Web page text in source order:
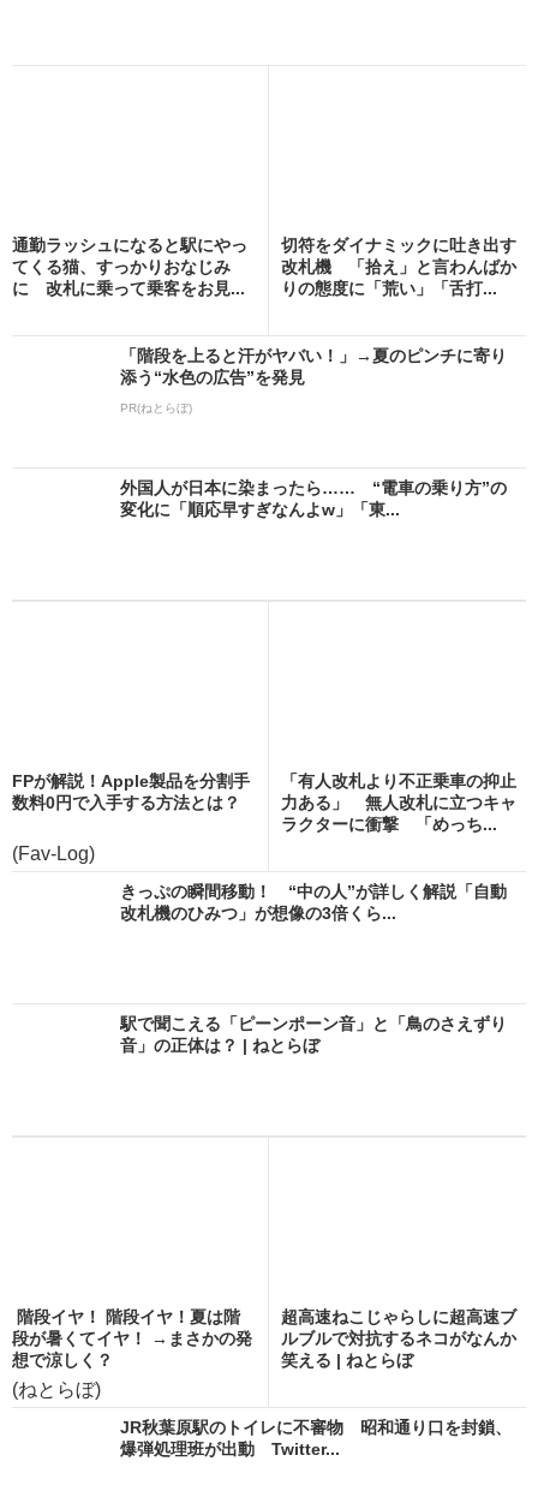
通勤ラッシュになると駅にやっ
てくる猫、すっかりおなじみ
に 改札に乗って乗客をお見...
切符をダイナミックに吐き出す
改札機 「拾え」と言わんばか
りの態度に「荒い」「舌打...
「階段を上ると汗がヤバい！」→夏のピンチに寄り
添う“水色の広告”を発見
PR(ねとらぼ)
外国人が日本に染まったら…… “電車の乗り方”の
変化に「順応早すぎなんよw」「東...
FPが解説！Apple製品を分割手
数料0円で入手する方法とは？
(Fav-Log)
「有人改札より不正乗車の抑止
力ある」 無人改札に立つキャ
ラクターに衝撃 「めっち...
きっぷの瞬間移動！ “中の人”が詳しく解説「自動
改札機のひみつ」が想像の3倍くら...
駅で聞こえる「ピーンポーン音」と「鳥のさえずり
音」の正体は？ | ねとらぼ
階段イヤ！ 階段イヤ！夏は階
段が暑くてイヤ！ →まさかの発
想で涼しく？
(ねとらぼ)
超高速ねこじゃらしに超高速ブ
ルブルで対抗するネコがなんか
笑える | ねとらぼ
JR秋葉原駅のトイレに不審物 昭和通り口を封鎖、
爆弾処理班が出動 Twitter...